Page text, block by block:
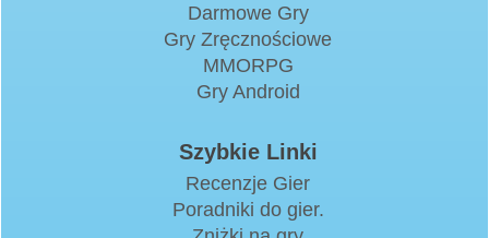
Darmowe Gry
Gry Zręcznościowe
MMORPG
Gry Android
Szybkie Linki
Recenzje Gier
Poradniki do gier.